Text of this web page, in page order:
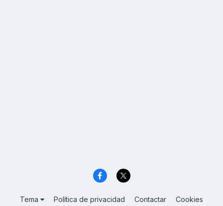
Tema Política de privacidad Contactar Cookies